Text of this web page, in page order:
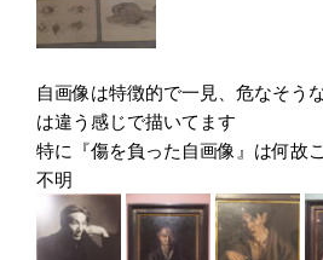
自画像は特徴的で一見、危なそう
は違う感じで描いてます
特に『傷を負った自画像』は何故
不明